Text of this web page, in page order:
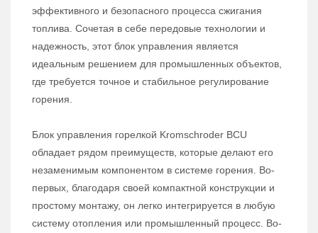
эффективного и безопасного процесса сжигания
топлива. Сочетая в себе передовые технологии и
надежность, этот блок управления является
идеальным решением для промышленных объектов,
где требуется точное и стабильное регулирование
горения.
Блок управления горелкой Kromschroder BCU
обладает рядом преимуществ, которые делают его
незаменимым компонентом в системе горения. Во-
первых, благодаря своей компактной конструкции и
простому монтажу, он легко интегрируется в любую
систему отопления или промышленный процесс. Во-